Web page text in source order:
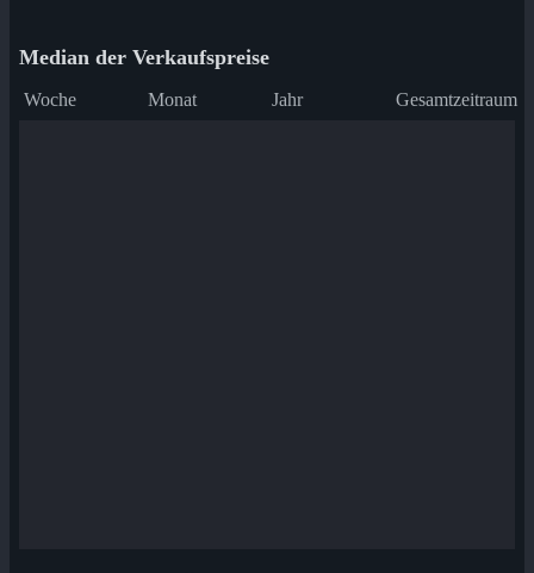
Median der Verkaufspreise
Woche Monat Jahr Gesamtzeitraum